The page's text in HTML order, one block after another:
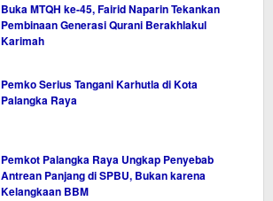
Buka MTQH ke-45, Fairid Naparin Tekankan
Pembinaan Generasi Qurani Berakhlakul
Karimah
Pemko Serius Tangani Karhutla di Kota
Palangka Raya
Pemkot Palangka Raya Ungkap Penyebab
Antrean Panjang di SPBU, Bukan karena
Kelangkaan BBM